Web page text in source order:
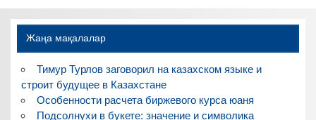
записям
Жаңа мақалалар
Тимур Турлов заговорил на казахском языке и
строит будущее в Казахстане
Особенности расчета биржевого курса юаня
Подсолнухи в букете: значение и символика